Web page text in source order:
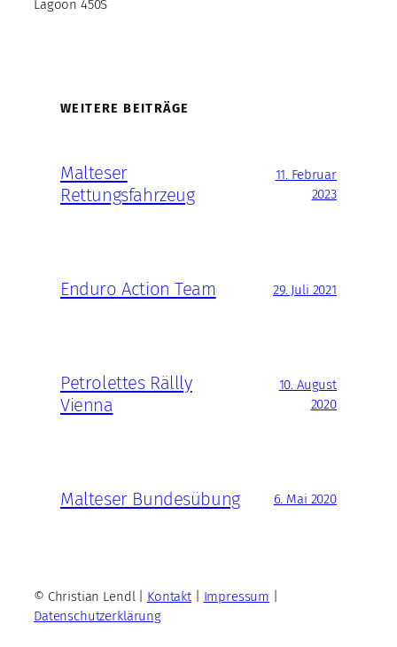
Lagoon 450S
WEITERE BEITRÄGE
Malteser
Rettungsfahrzeug
11. Februar
2023
Enduro Action Team 29. Juli 2021
Petrolettes Rällly
Vienna
10. August
2020
Malteser Bundesübung 6. Mai 2020
© Christian Lendl | Kontakt| Impressum
Datenschutzerklärung